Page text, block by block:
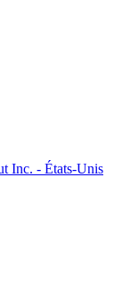
Inc. - États-Unis